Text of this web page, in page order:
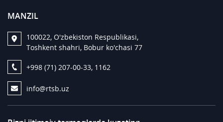
MANZIL
100022, O'zbekiston Respublikasi,
Toshkent shahri, Bobur ko'chasi 77
+998 (71) 207-00-33, 1162
info@rtsb.uz